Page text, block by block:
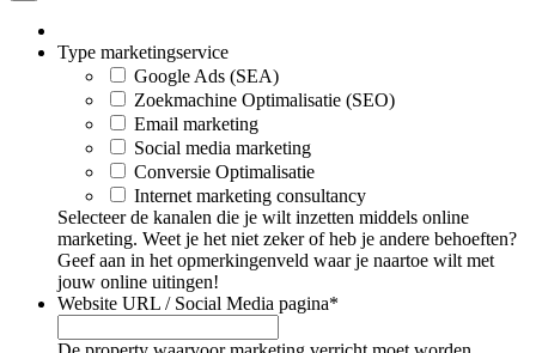
Type marketingservice
Google Ads (SEA)
Zoekmachine Optimalisatie (SEO)
Email marketing
Social media marketing
Conversie Optimalisatie
Internet marketing consultancy
Selecteer de kanalen die je wilt inzetten middels online
marketing. Weet je het niet zeker of heb je andere behoeften?
Geef aan in het opmerkingenveld waar je naartoe wilt met
jouw online uitingen!
Website URL / Social Media pagina*